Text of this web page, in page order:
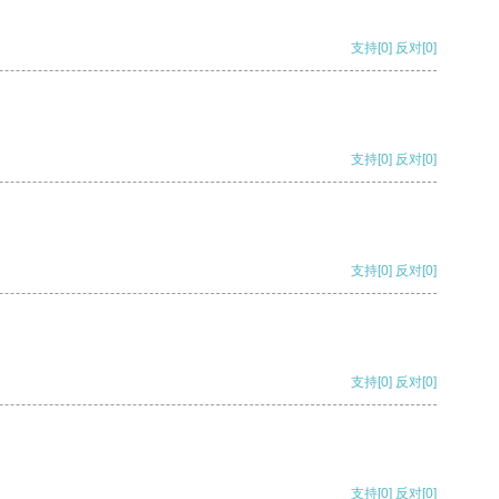
支持[0] 反对[0]
支持[0] 反对[0]
支持[0] 反对[0]
支持[0] 反对[0]
支持[0] 反对[0]